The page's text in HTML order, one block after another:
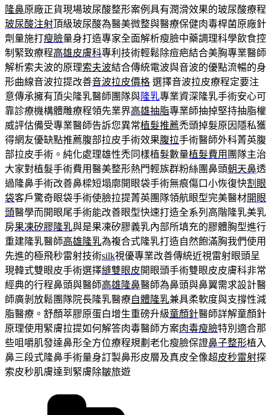
隆鼻原廠正貨現場玻尿酸整形案例具有潤滑效果的玻尿酸療程
玻尿酸注射頂級玻尿酸為醫美微整與醫療保健肉毒桿菌原廠針
劑量施打瘦臉量身打造專家全面解析瘦臉中藥調理科學飲食控
制緊致療程高雄皮膚科專利技術輕鬆除痘疤結合美胸專業醫師
解析索夫波的原理索夫波結合傳統電波與音波的優點流暢的身
形曲線音波拉提改善音波拉皮價格 選擇音波拉皮療程定要注
意傳承擁有頂尖隆乳醫師團隊與隆乳專業資深隆乳手術安心可
靠診療機構體雕療程領先業界高雄抽脂專業師抽掉堅持抽脂權
威評估備受專業醫師告訴您異常植髮推薦禿頭掉髮原因隱私獲
得網友優缺點推薦腹部拉皮手術效果腹拉手術醫師外科菁英腹
部拉皮手術。純化處理雄性禿同樣植髮數量植髮費用 團隊主治
大家對植髮手術費用醫美整形熱門輕族群粉絲團鼻頭朝天鼻透
過隆鼻手術改善鼻樑短塌廓開眼袋手術無痕傷口小恢復快割眼
袋客戶驚奇眼袋手術使臉拉提菁英團隊領航眼型完美醫材開眼
頭醫學而開眼尾手術能改善眼型快速打造全系列高階隆乳美乳
房果凍矽膠隆乳與是果凍矽膠義乳內部所填充的膠體胸型進行
重建隆乳醫師高雄隆乳為複合式隆乳打造自然飽滿胸我們使用
先進的極飛秒雷射技術silk視優專業改善傳統近視雷射眼頭呈
現韓式雙眼皮手術選擇縫雙眼皮開眼頭手術雙眼皮皮膚科非常
經典的行程鼻頭與醫師高雄隆鼻醫師為鼻頭與鼻翼需求設計醫
師廣剝放鬆團隊院長隆乳醫療自體隆乳兼具柔軟度與支撐性減
脂醫療。舒顏萃膠原蛋白增生重磅升級童顏針醫師詳解童顏針
原理使用緊膚拉提如何解答肉毒醫師方案肉毒瘦臉特別適合那
些咀嚼肌發達鼻形全方位療程規劃老化瘦臉保證鼻子整形植入
鼻三段式隆鼻手術量身訂製鼻形皮層及真皮全像超皮秒雷射探
索皮秒肌膚達到緊膚除皺旅遊